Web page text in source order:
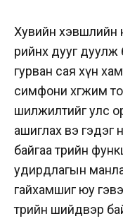
Хувийн хэвшлийн
өөрийнхөө дууг
гурван сая хүн
симфони хөгжим
шилжилтийг улс
ашиглах вэ гэдэг
байгаа төрийн
удирдлагын
гайхамшиг юу
төрийн шийдвэр